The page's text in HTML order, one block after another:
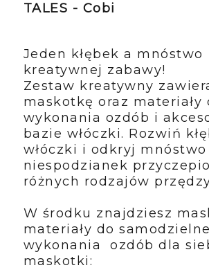
TALES - Cobi
Jeden kłębek a mnóstwo
kreatywnej zabawy!
Zestaw kreatywny
maskotkę oraz materiały
wykonania ozdób i
bazie włóczki. Rozwiń
włóczki i odkryj mnóstwo
niespodzianek
różnych rodzajów
W środku znajdziesz
materiały do
wykonania ozdób dla
maskotki: